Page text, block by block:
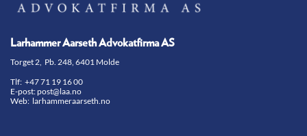
Larhammer Aarseth Advokatfirma AS
Torget 2, Pb. 248, 6401 Molde
Tlf: +47 71 19 16 00
E-post:post@laa.no
Web: larhammeraarseth.no